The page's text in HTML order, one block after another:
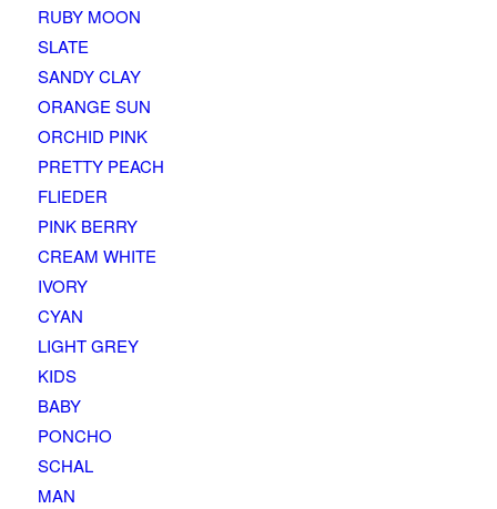
RUBY MOON
SLATE
SANDY CLAY
ORANGE SUN
ORCHID PINK
PRETTY PEACH
FLIEDER
PINK BERRY
CREAM WHITE
IVORY
CYAN
LIGHT GREY
KIDS
BABY
PONCHO
SCHAL
MAN